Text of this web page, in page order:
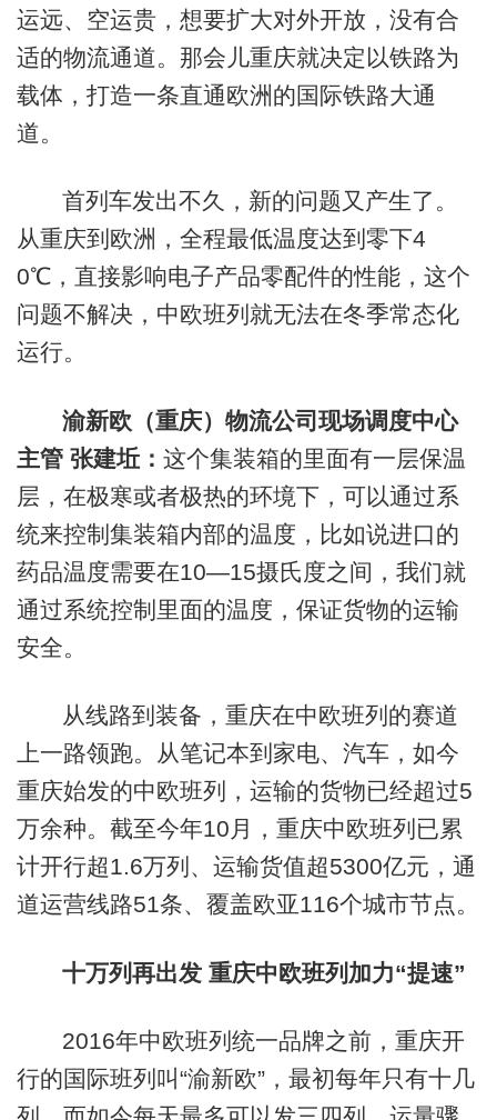
运远、空运贵，想要扩大对外开放，没有合
适的物流通道。那会儿重庆就决定以铁路为
载体，打造一条直通欧洲的国际铁路大通
道。
首列车发出不久，新的问题又产生了。
从重庆到欧洲，全程最低温度达到零下4
0℃，直接影响电子产品零配件的性能，这个
问题不解决，中欧班列就无法在冬季常态化
运行。
渝新欧（重庆）物流公司现场调度中心
主管 张建坵： 这个集装箱的里面有一层保温
层，在极寒或者极热的环境下，可以通过系
统来控制集装箱内部的温度，比如说进口的
药品温度需要在10—15摄氏度之间，我们就
通过系统控制里面的温度，保证货物的运输
安全。
从线路到装备，重庆在中欧班列的赛道
上一路领跑。从笔记本到家电、汽车，如今
重庆始发的中欧班列，运输的货物已经超过5
万余种。截至今年10月，重庆中欧班列已累
计开行超1.6万列、运输货值超5300亿元，通
道运营线路51条、覆盖欧亚116个城市节点。
十万列再出发 重庆中欧班列加力“提速”
2016年中欧班列统一品牌之前，重庆开
行的国际班列叫“渝新欧”，最初每年只有十几